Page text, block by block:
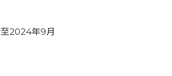
2024年9月